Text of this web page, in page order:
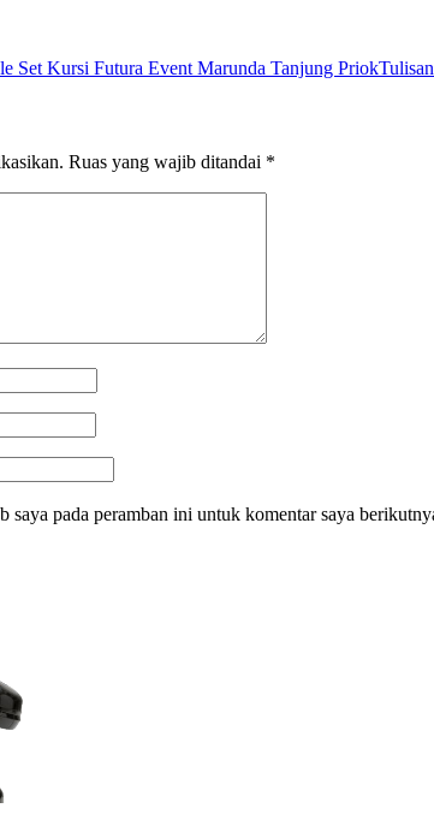
Set Kursi Futura Event Marunda Tanjung Priok
Ruas yang wajib ditandai *
saya pada peramban ini untuk komentar saya